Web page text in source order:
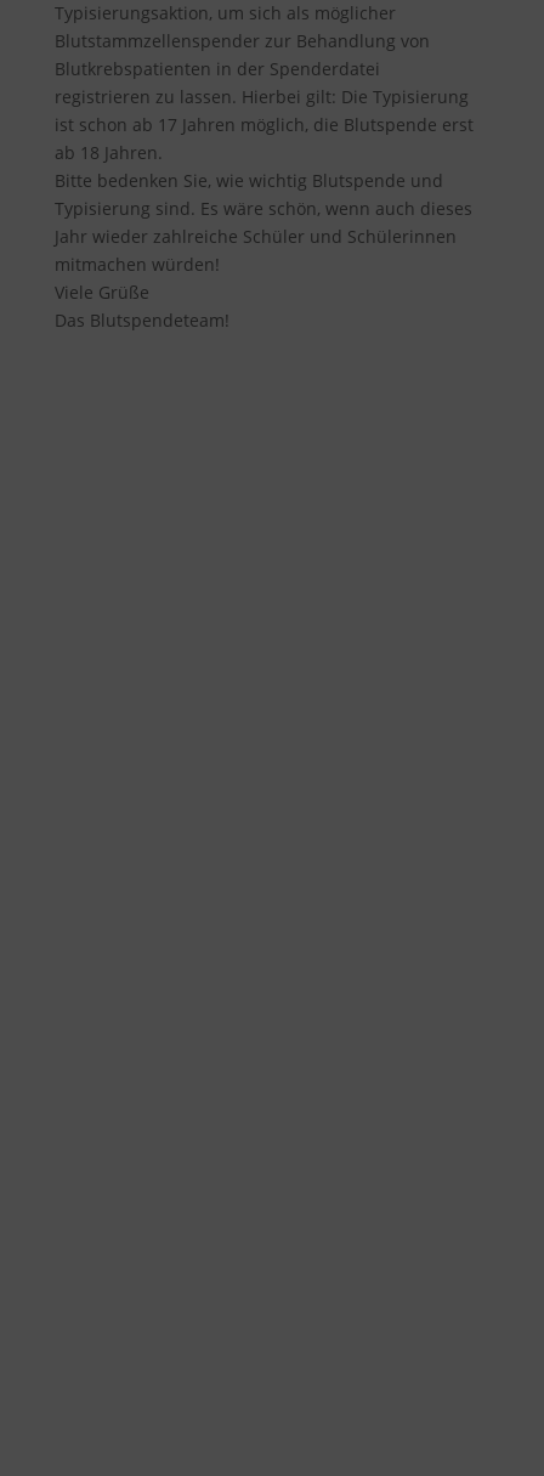
Typisierungsaktion, um sich als möglicher
Blutstammzellenspender zur Behandlung von
Blutkrebspatienten in der Spenderdatei
registrieren zu lassen. Hierbei gilt: Die Typisierung
ist schon ab 17 Jahren möglich, die Blutspende erst
ab 18 Jahren.
Bitte bedenken Sie, wie wichtig Blutspende und
Typisierung sind. Es wäre schön, wenn auch dieses
Jahr wieder zahlreiche Schüler und Schülerinnen
mitmachen würden!
Viele Grüße
Das Blutspendeteam!